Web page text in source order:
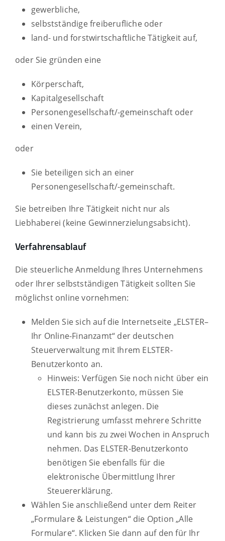
gewerbliche,
selbstständige freiberufliche oder
land- und forstwirtschaftliche Tätigkeit auf,
oder Sie gründen eine
Körperschaft,
Kapitalgesellschaft
Personengesellschaft/-gemeinschaft oder
einen Verein,
oder
Sie beteiligen sich an einer
Personengesellschaft/-gemeinschaft.
Sie betreiben Ihre Tätigkeit nicht nur als
Liebhaberei (keine Gewinnerzielungsabsicht).
Verfahrensablauf
Die steuerliche Anmeldung Ihres Unternehmens
oder Ihrer selbstständigen Tätigkeit sollten Sie
möglichst online vornehmen:
Melden Sie sich auf die Internetseite „ELSTER–
Ihr Online-Finanzamt“ der deutschen
Steuerverwaltung mit Ihrem ELSTER-
Benutzerkonto an.
Hinweis: Verfügen Sie noch nicht über ein
ELSTER-Benutzerkonto, müssen Sie
dieses zunächst anlegen. Die
Registrierung umfasst mehrere Schritte
und kann bis zu zwei Wochen in Anspruch
nehmen. Das ELSTER-Benutzerkonto
benötigen Sie ebenfalls für die
elektronische Übermittlung Ihrer
Steuererklärung.
Wählen Sie anschließend unter dem Reiter
„Formulare & Leistungen“ die Option „Alle
Formulare“. Klicken Sie dann auf den für Ihr